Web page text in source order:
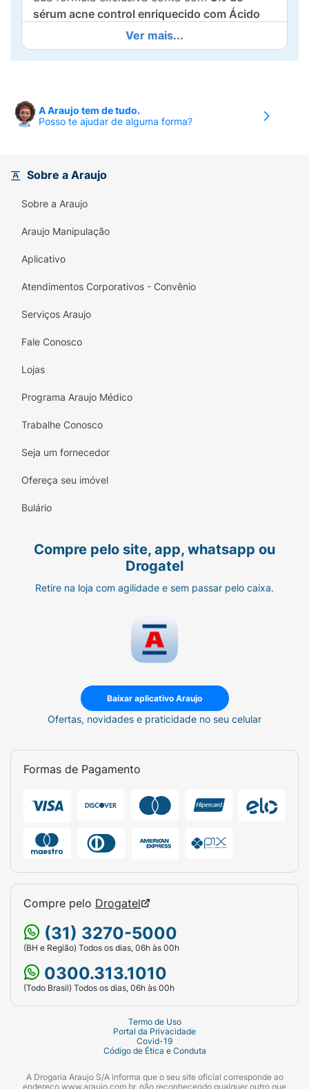
sérum acne control enriquecido com Ácido
. Este poderoso ativo dermatológico
promove uma limpeza profunda nos poros,
removendo o excesso de oleosidade e células
hidratação da pele seja preservada, evitando
o efeito rebote e o ressecamento.
Controle de Imperfeições
redução de acne e cravos corporais com o
impurezas sem agredir ou ressecar a pele.
Prevenção Ativa: Ajuda a evitar que novas
segura para o uso diário em peles com
Embalagem Inteligente
aplicação durante o banho.
Ver mais...
A Araujo tem de tudo.
Posso te ajudar de alguma forma?
Sobre a Araujo
Sobre a Araujo
Araujo Manipulação
Aplicativo
Atendimentos Corporativos - Convênio
Serviços Araujo
Fale Conosco
Lojas
Programa Araujo Médico
Trabalhe Conosco
Seja um fornecedor
Ofereça seu imóvel
Bulário
Compre pelo site, app, whatsapp ou
Drogatel
Retire na loja com agilidade e sem passar pelo caixa.
Baixar aplicativo Araujo
Ofertas, novidades e praticidade no seu celular
Formas de Pagamento
Compre pelo Drogatel
(31) 3270-5000
(BH e Região) Todos os dias, 06h às 00h
0300.313.1010
(Todo Brasil) Todos os dias, 06h às 00h
Termo de Uso
Portal da Privacidade
Covid-19
Código de Ética e Conduta
A Drogaria Araujo S/A informa que o seu site oficial corresponde ao
endereço www.araujo.com.br, não reconhecendo qualquer outro que